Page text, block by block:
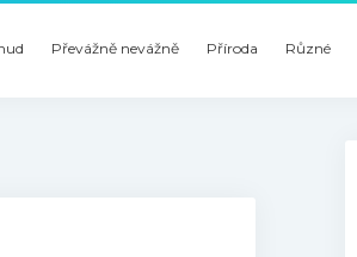
Převážně nevážně Příroda Různé